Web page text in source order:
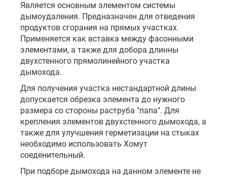
Является основным элементом системы
дымоудаления. Предназначен для отведения
продуктов сгорания на прямых участках.
Применяется как вставка между фасонными
элементами, а также для добора длинны
двухстенного прямолинейного участка
дымохода.
Для получения участка нестандартной длины
допускается обрезка элемента до нужного
размера со стороны раструба "папа". Для
крепления элементов двухстенного дымохода, а
также для улучшения герметизации на стыках
необходимо использовать Хомут
соеденительный.
При подборе дымохода на данном элементе не